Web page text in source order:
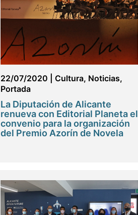
22/07/2020 Cultura, Noticias,
Portada
La Diputación de Alicante
renueva con Editorial Planeta el
convenio para la organización
del Premio Azorín de Novela